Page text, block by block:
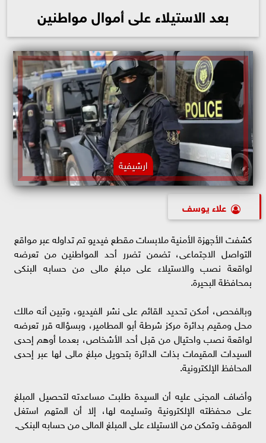
بعد الاستيلاء على أموال مواطنين
ارشيفية
علاء يوسف
كشفت الأجهزة الأمنية ملابسات مقطع فيديو تم تداوله عبر مواقع
التواصل الاجتماعى، تضمن تضرر أحد المواطنين من تعرضه
لواقعة نصب والاستيلاء على مبلغ مالى من حسابه البنكى
بمحافظة البحيرة.
وبالفحص، أمكن تحديد القائم على نشر الفيديو، وتبين أنه مالك
محل ومقيم بدائرة مركز شرطة أبو المطامير، وبسؤاله قرر تعرضه
لواقعة نصب واحتيال من قبل أحد الأشخاص، بعدما أوهم إحدى
السيدات المقيمات بذات الدائرة بتحويل مبلغ مالى لها عبر إحدى
المحافظ الإلكترونية.
وأضاف المجنى عليه أن السيدة طلبت مساعدته لتحصيل المبلغ
على محفظته الإلكترونية وتسليمه لها، إلا أن المتهم استغل
الموقف وتمكن من الاستيلاء على المبلغ المالى من حسابه البنكى.